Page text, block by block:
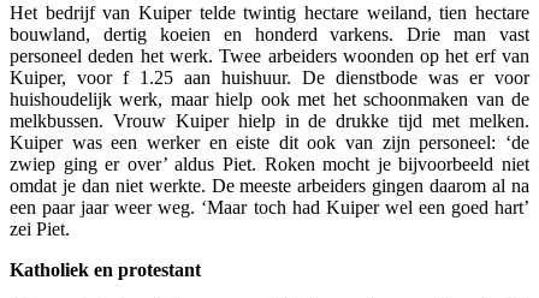
Het bedrijf van Kuiper telde twintig hectare weiland, tien hectare
bouwland, dertig koeien en honderd varkens. Drie man vast
personeel deden het werk. Twee arbeiders woonden op het erf van
Kuiper, voor f 1.25 aan huishuur. De dienstbode was er voor
huishoudelijk werk, maar hielp ook met het schoonmaken van de
melkbussen. Vrouw Kuiper hielp in de drukke tijd met melken.
Kuiper was een werker en eiste dit ook van zijn personeel: ‘de
zwiep ging er over’ aldus Piet. Roken mocht je bijvoorbeeld niet
omdat je dan niet werkte. De meeste arbeiders gingen daarom al na
een paar jaar weer weg. ‘Maar toch had Kuiper wel een goed hart’
zei Piet.
Katholiek en protestant